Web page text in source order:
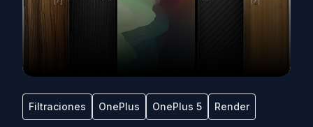
Filtraciones OnePlus OnePlus 5 Render